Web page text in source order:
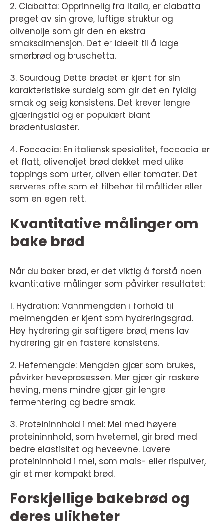
2. Ciabatta: Opprinnelig fra Italia, er ciabatta
preget av sin grove, luftige struktur og
olivenolje som gir den en ekstra
smaksdimensjon. Det er ideelt til å lage
smørbrød og bruschetta.
3. Sourdoug Dette brødet er kjent for sin
karakteristiske surdeig som gir det en fyldig
smak og seig konsistens. Det krever lengre
gjæringstid og er populært blant
brødentusiaster.
4. Foccacia: En italiensk spesialitet, foccacia er
et flatt, olivenoljet brød dekket med ulike
toppings som urter, oliven eller tomater. Det
serveres ofte som et tilbehør til måltider eller
som en egen rett.
Kvantitative målinger om
bake brød
Når du baker brød, er det viktig å forstå noen
kvantitative målinger som påvirker resultatet:
1. Hydration: Vannmengden i forhold til
melmengden er kjent som hydreringsgrad.
Høy hydrering gir saftigere brød, mens lav
hydrering gir en fastere konsistens.
2. Hefemengde: Mengden gjær som brukes,
påvirker heveprosessen. Mer gjær gir raskere
heving, mens mindre gjær gir lengre
fermentering og bedre smak.
3. Proteininnhold i mel: Mel med høyere
proteininnhold, som hvetemel, gir brød med
bedre elastisitet og heveevne. Lavere
proteininnhold i mel, som mais- eller rispulver,
gir et mer kompakt brød.
Forskjellige bakebrød og
deres ulikheter